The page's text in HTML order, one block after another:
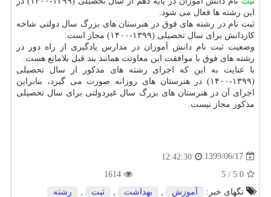
این رشته ها فعال می شود.
ثبت نام در رشته های فوق در هنرستان های بزرگ سال دولتی شاخه
کاردانش برای سال تحصیلی (۱۳۹۹-۱۴۰۰) مجاز است.
وضعیت ثبت نام دانش آموزان در مدارس یادگیری از راه دور در
رشته های فوق با موافقت این معاونت همانند بند قبل بلامانع هست.
با عنایت به این که اجرای رشته های مذکور از سال تحصیلی
(۱۳۹۹-۱۴۰۰) در هنرستان های روزانه صورت می گیرد، بنابراین
اجرای آن در هنرستان های بزرگ سال غیردولتی برای سال تحصیلی
مذکور مجاز نیست.
1399/06/17
12:42:30
5.0
/
5
1614
تگهای خبر:
آموزش بهداشت ثبت رشته